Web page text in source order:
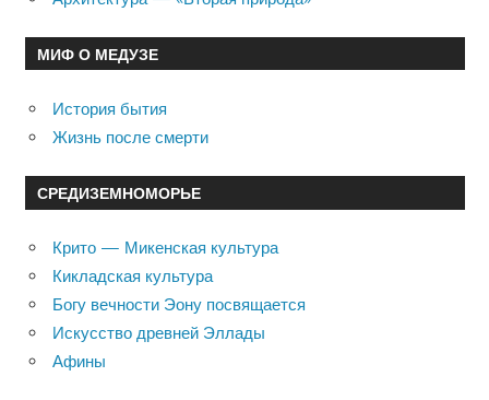
МИФ О МЕДУЗЕ
История бытия
Жизнь после смерти
СРЕДИЗЕМНОМОРЬЕ
Крито — Микенская культура
Кикладская культура
Богу вечности Эону посвящается
Искусство древней Эллады
Афины